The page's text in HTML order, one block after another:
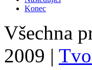
Konec
Všechna
2009 |